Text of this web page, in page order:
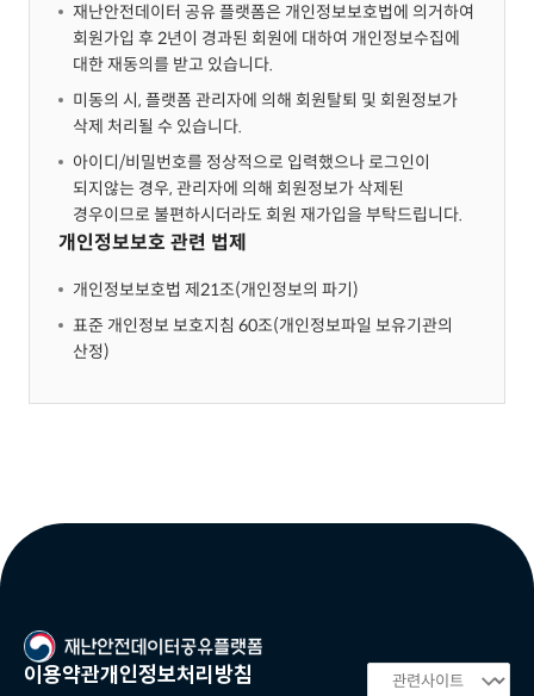
재난안전데이터 공유 플랫폼은 개인정보보호법에 의거하여
회원가입 후 2년이 경과된 회원에 대하여 개인정보수집에
대한 재동의를 받고 있습니다.
미동의 시, 플랫폼 관리자에 의해 회원탈퇴 및 회원정보가
삭제 처리될 수 있습니다.
아이디/비밀번호를 정상적으로 입력했으나 로그인이
되지않는 경우, 관리자에 의해 회원정보가 삭제된
경우이므로 불편하시더라도 회원 재가입을 부탁드립니다.
개인정보보호 관련 법제
개인정보보호법 제21조(개인정보의 파기)
표준 개인정보 보호지침 60조(개인정보파일 보유기관의
산정)
이용약관개인정보처리방침